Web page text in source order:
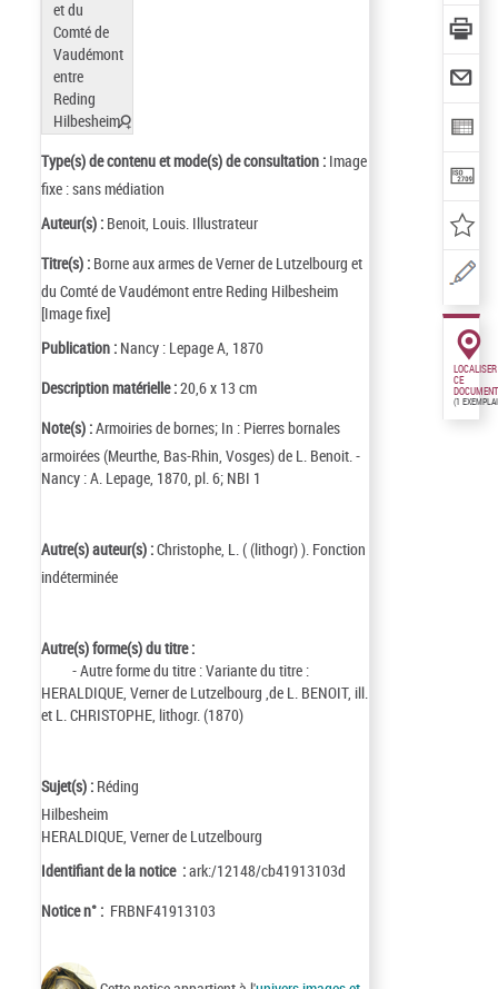
Type(s) de contenu et mode(s) de consultation : Image
fixe : sans médiation
Auteur(s) : Benoit, Louis. Illustrateur
Titre(s) : Borne aux armes de Verner de Lutzelbourg et
du Comté de Vaudémont entre Reding Hilbesheim
[Image fixe]
Publication : Nancy : Lepage A, 1870
Description matérielle :20,6 x 13 cm
Note(s) :Armoiries de bornes; In : Pierres bornales
armoirées (Meurthe, Bas-Rhin, Vosges) de L. Benoit. -
Nancy : A. Lepage, 1870, pl. 6; NBI 1
Autre(s) auteur(s) :Christophe, L. ( (lithogr) ). Fonction
indéterminée
Autre(s) forme(s) du titre :
- Autre forme du titre : Variante du titre :
HERALDIQUE, Verner de Lutzelbourg ,de L. BENOIT, ill.
et L. CHRISTOPHE, lithogr. (1870)
Sujet(s) : Réding
Hilbesheim
HERALDIQUE, Verner de Lutzelbourg
Identifiant de la notice :ark:/12148/cb41913103d
Notice n° : FRBNF41913103
LOCALISER
CE
DOCUMENT
(1